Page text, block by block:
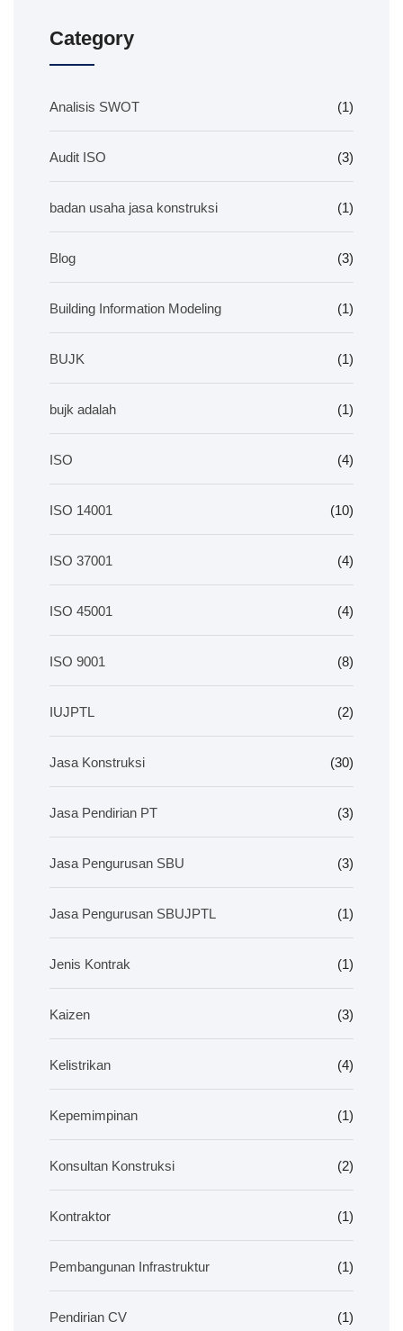
Category
Analisis SWOT (1)
Audit ISO (3)
badan usaha jasa konstruksi (1)
Blog (3)
Building Information Modeling (1)
BUJK (1)
bujk adalah (1)
ISO (4)
ISO 14001 (10)
ISO 37001 (4)
ISO 45001 (4)
ISO 9001 (8)
IUJPTL (2)
Jasa Konstruksi (30)
Jasa Pendirian PT (3)
Jasa Pengurusan SBU (3)
Jasa Pengurusan SBUJPTL (1)
Jenis Kontrak (1)
Kaizen (3)
Kelistrikan (4)
Kepemimpinan (1)
Konsultan Konstruksi (2)
Kontraktor (1)
Pembangunan Infrastruktur (1)
Pendirian CV (1)